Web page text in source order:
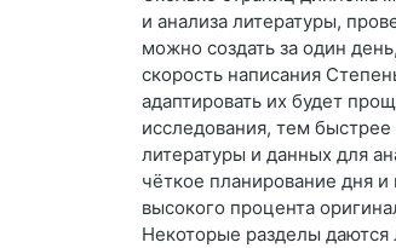
и анализа литературы,
можно создать за один
скорость написания
адаптировать их будет
исследования, тем
литературы и данных для
чёткое планирование дня
высокого процента
Некоторые разделы